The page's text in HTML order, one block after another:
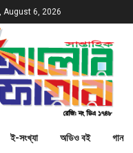
August 6, 2026
ই-সংখ্যা অডিও বই গান